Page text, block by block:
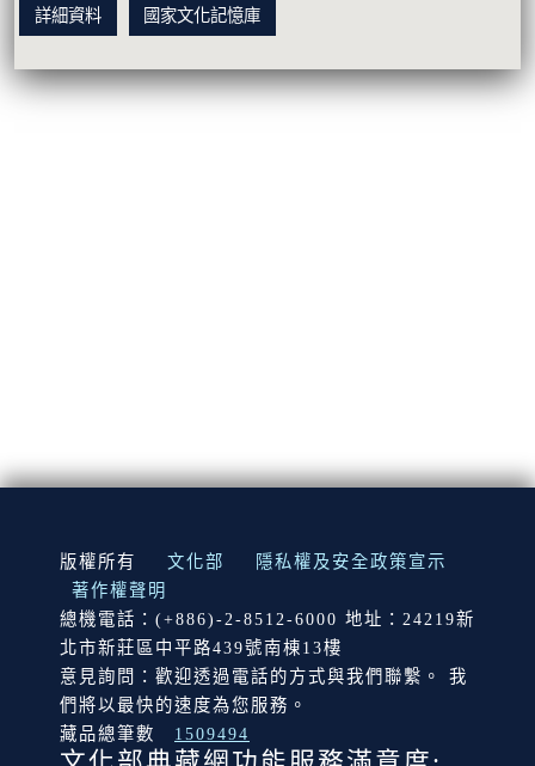
詳細資料 國家文化記憶庫
:::
版權所有 文化部
隱私權及安全政策宣示
著作權聲明
總機電話：(+886)-2-8512-6000 地址：24219新
北市新莊區中平路439號南棟13樓
意見詢問：歡迎透過電話的方式與我們聯繫。 我
們將以最快的速度為您服務。
藏品總筆數
1509494